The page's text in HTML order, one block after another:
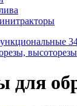
высоторезы